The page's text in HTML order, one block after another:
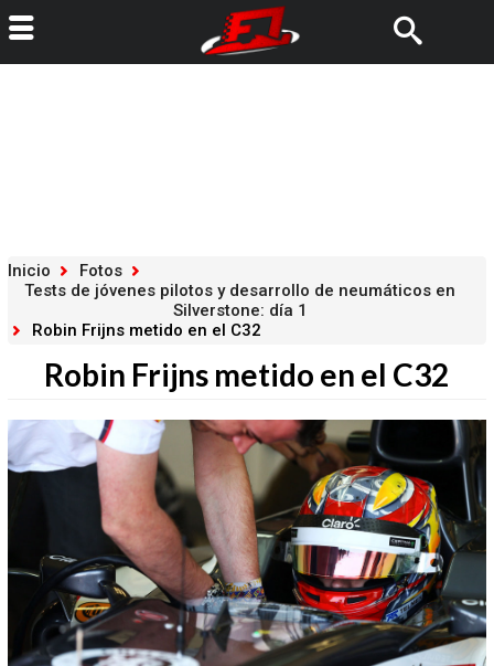
Inicio
Fotos
Tests de jóvenes pilotos y desarrollo de neumáticos en
Silverstone: día 1
Robin Frijns metido en el C32
Robin Frijns metido en el C32